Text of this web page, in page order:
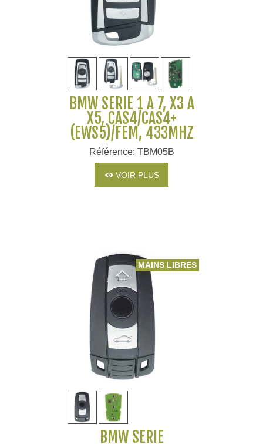
BMW SERIE 1 À 7, X3 À
X5, CAS4/CAS4+
(EWS5)/FEM, 433MHZ
Référence: TBM05B
VOIR PLUS
MAINS LIBRES
BMW SERIE